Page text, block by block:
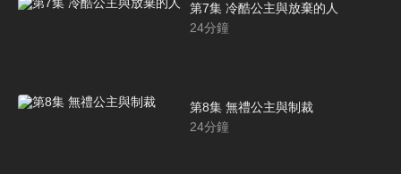
第7集 冷酷公主與放棄的人
24分鐘
第8集 無禮公主與制裁
24分鐘